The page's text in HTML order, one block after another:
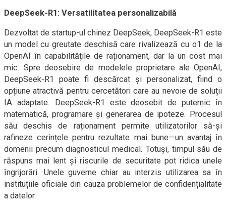
DeepSeek-R1: Versatilitatea personalizabilă
Dezvoltat de startup-ul chinez DeepSeek, DeepSeek-R1 este
un model cu greutate deschisă care rivalizează cu o1 de la
OpenAI în capabilitățile de raționament, dar la un cost mai
mic. Spre deosebire de modelele proprietare ale OpenAI,
DeepSeek-R1 poate fi descărcat și personalizat, fiind o
opțiune atractivă pentru cercetători care au nevoie de soluții
IA adaptate. DeepSeek-R1 este deosebit de puternic în
matematică, programare și generarea de ipoteze. Procesul
său deschis de raționament permite utilizatorilor să-și
rafineze cerințele pentru rezultate mai bune—un avantaj în
domenii precum diagnosticul medical. Totuși, timpul său de
răspuns mai lent și riscurile de securitate pot ridica unele
îngrijorări. Unele guverne chiar au interzis utilizarea sa în
instituțiile oficiale din cauza problemelor de confidențialitate
a datelor.